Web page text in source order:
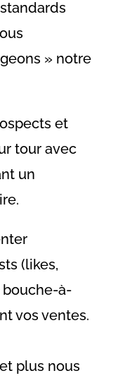
» notre
et
tour avec
un
(likes,
bouche-à-
vos ventes.
plus nous